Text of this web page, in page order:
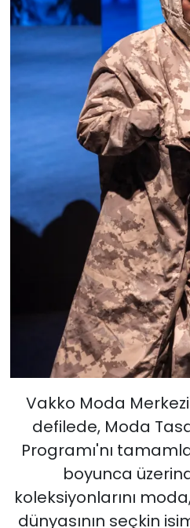
Vakko Moda
defilede, Moda
Programı'nı
boyunca
koleksiyonlarını
dünyasının seçkin